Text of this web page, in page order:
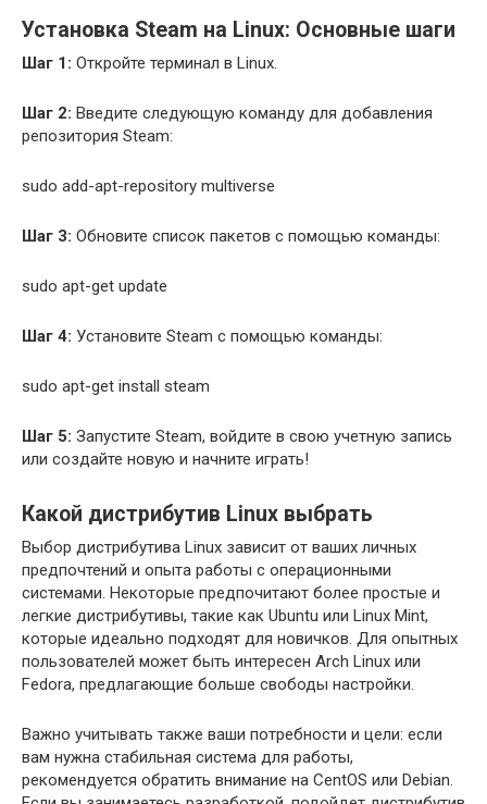
Установка Steam на Linux: Основные шаги
Шаг 1: Откройте терминал в Linux.
Шаг 2: Введите следующую команду для добавления
репозитория Steam:
sudo add-apt-repository multiverse
Шаг 3: Обновите список пакетов с помощью команды:
sudo apt-get update
Шаг 4: Установите Steam с помощью команды:
sudo apt-get install steam
Шаг 5: Запустите Steam, войдите в свою учетную запись
или создайте новую и начните играть!
Какой дистрибутив Linux выбрать
Выбор дистрибутива Linux зависит от ваших личных
предпочтений и опыта работы с операционными
системами. Некоторые предпочитают более простые и
легкие дистрибутивы, такие как Ubuntu или Linux Mint,
которые идеально подходят для новичков. Для опытных
пользователей может быть интересен Arch Linux или
Fedora, предлагающие больше свободы настройки.
Важно учитывать также ваши потребности и цели: если
вам нужна стабильная система для работы,
рекомендуется обратить внимание на CentOS или Debian.